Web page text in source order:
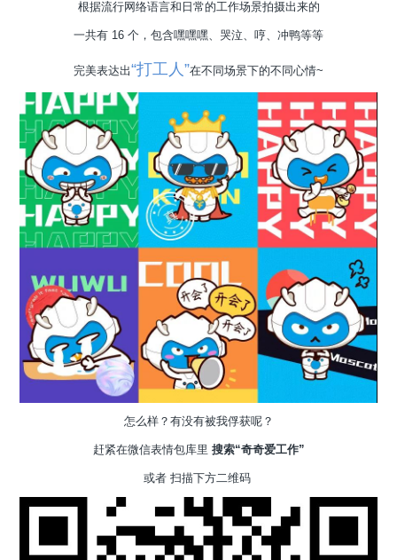
根据流行网络语言和日常的工作场景拍摄出来的
一共有 16 个，包含嘿嘿嘿、哭泣、哼、冲鸭等等
完美表达出“打工人”在不同场景下的不同心情~
怎么样？有没有被我俘获呢？
赶紧在微信表情包库里 搜索“奇奇爱工作”
或者 扫描下方二维码